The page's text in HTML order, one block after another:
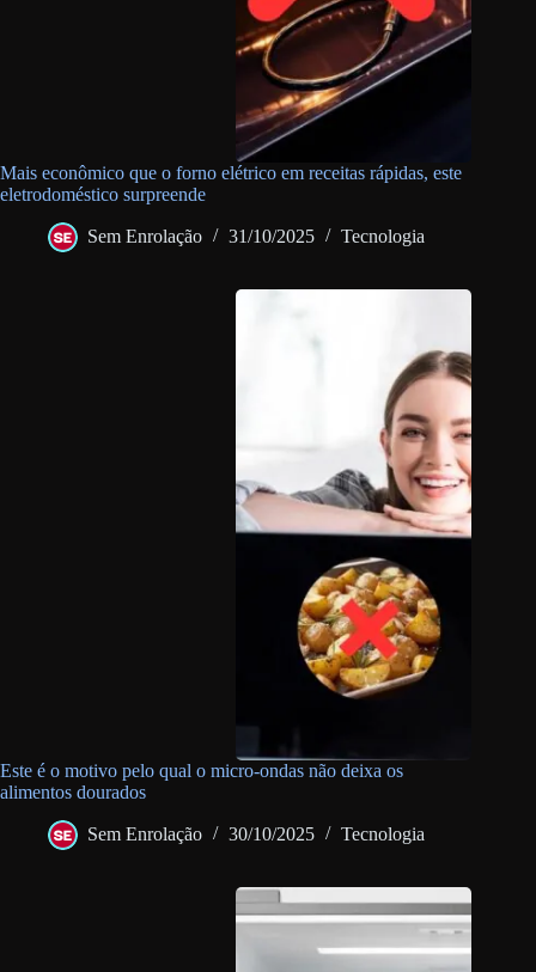
Mais econômico que o forno elétrico em receitas rápidas, este
eletrodoméstico surpreende
Sem Enrolação 31/10/2025 Tecnologia
Este é o motivo pelo qual o micro-ondas não deixa os
alimentos dourados
Sem Enrolação 30/10/2025 Tecnologia